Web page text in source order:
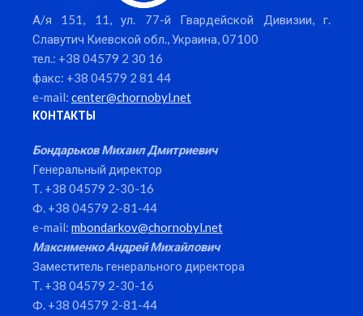
А/я 151, 11, ул. 77-й Гвардейской Дивизии, г.
Славутич Киевской обл., Украина, 07100
тел.: +38 04579 2 30 16
факс: +38 04579 2 81 44
e-mail: center@chornobyl.net
КОНТАКТЫ
Бондарьков Михаил Дмитриевич
Генеральный директор
Т. +38 04579 2-30-16
Ф. +38 04579 2-81-44
e-mail: mbondarkov@chornobyl.net
Максименко Андрей Михайлович
Заместитель генерального директора
Т. +38 04579 2-30-16
Ф. +38 04579 2-81-44